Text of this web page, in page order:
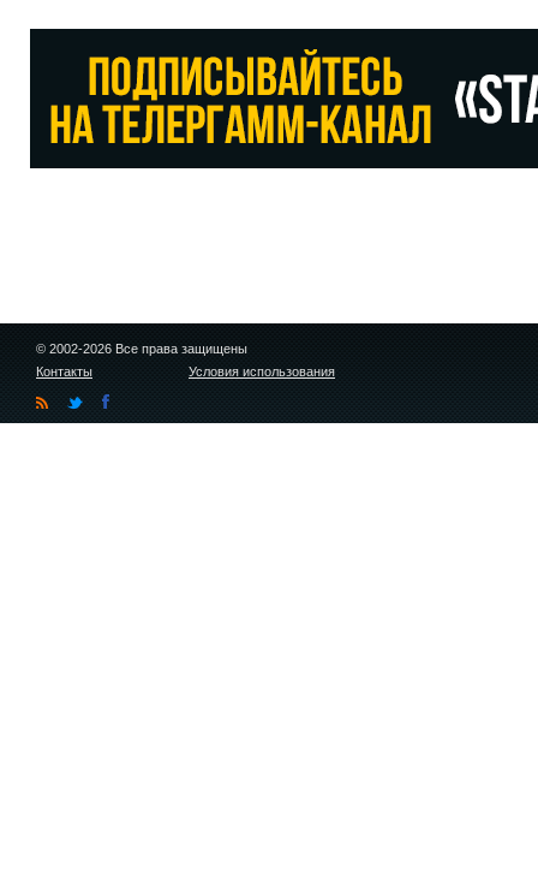
© 2002-2026 Все права защищены
Контакты
Условия использования